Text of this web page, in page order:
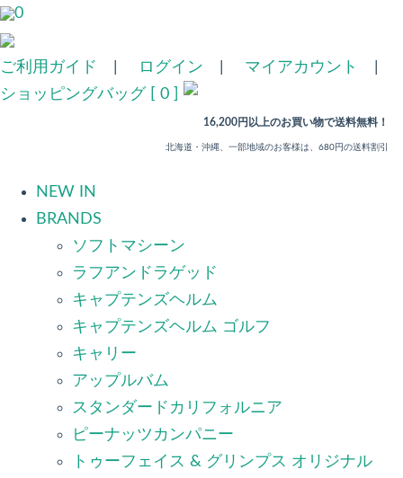
0
ご利用ガイド ログイン マイアカウント
ショッピングバッグ [ 0 ]
16,200円以上のお買い物で送料無料！
北海道・沖縄、一部地域のお客様は、680円の送料割引
NEW IN
BRANDS
ソフトマシーン
ラフアンドラゲッド
キャプテンズヘルム
キャプテンズヘルム ゴルフ
キャリー
アップルバム
スタンダードカリフォルニア
ピーナッツカンパニー
トゥーフェイス & グリンプス オリジナル